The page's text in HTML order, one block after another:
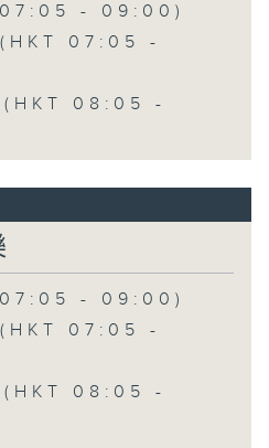
- 09:00)
07:05 -
(HKT 08:05 -
- 09:00)
07:05 -
(HKT 08:05 -